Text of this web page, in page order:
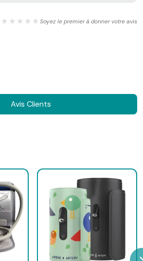
★★★★★ Soyez le premier à donner votre avis
Avis Clients